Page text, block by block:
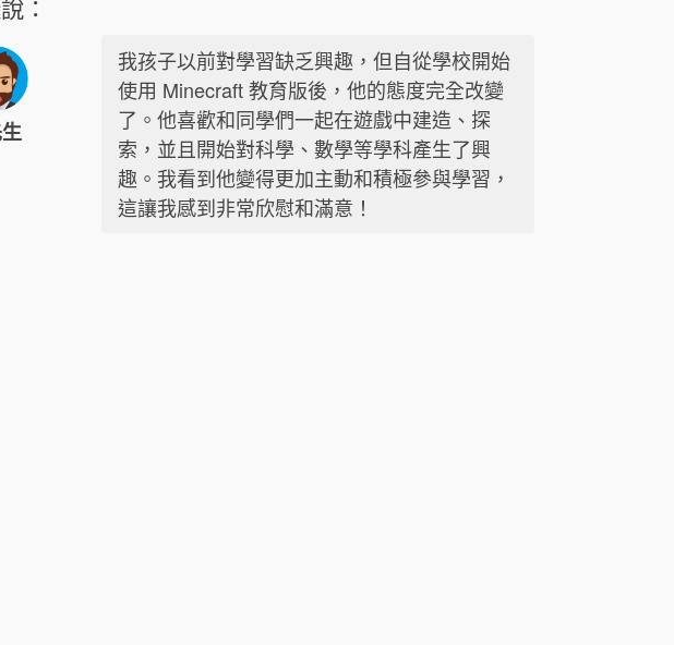
：
我孩子以前對學習缺乏興趣，但自從學校開始
使用 Minecraft 教育版後，他的態度完全改變
了。他喜歡和同學們一起在遊戲中建造、探
索，並且開始對科學、數學等學科產生了興
趣。我看到他變得更加主動和積極參與學習，
這讓我感到非常欣慰和滿意！